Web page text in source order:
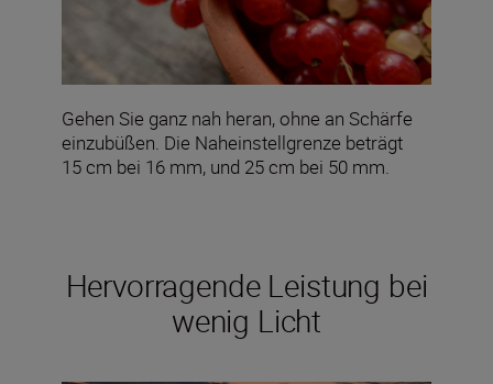
Gehen Sie ganz nah heran, ohne an Schärfe
einzubüßen. Die Naheinstellgrenze beträgt
15 cm bei 16 mm, und 25 cm bei 50 mm.
Hervorragende Leistung bei
wenig Licht